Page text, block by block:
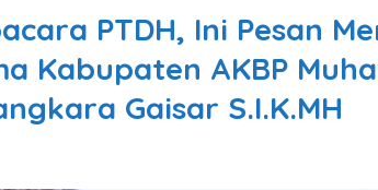
PTDH, Ini Pesan
Kabupaten AKBP
Gaisar S.I.K.MH